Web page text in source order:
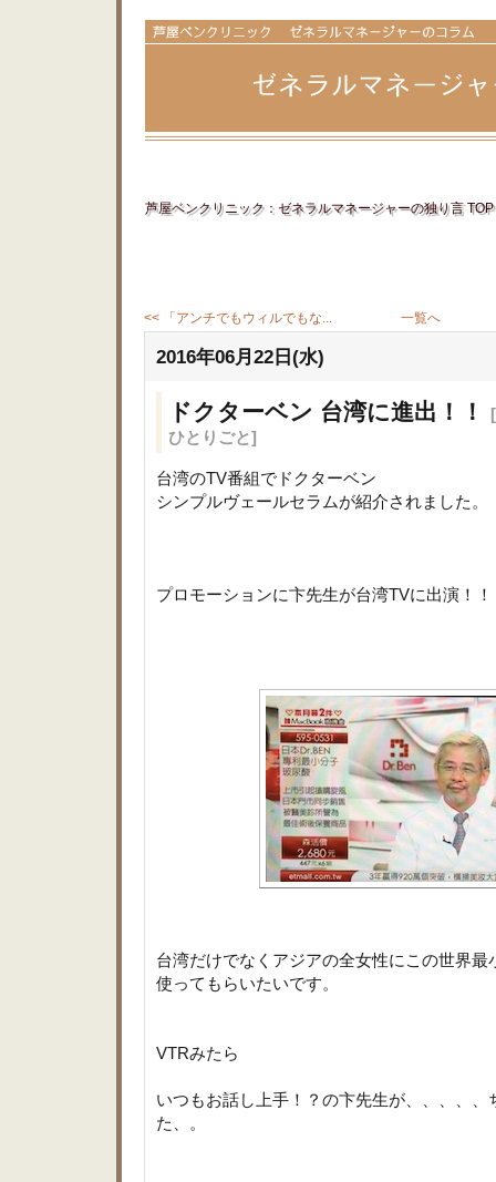
芦屋ベンクリニック：ゼネラルマネージャーの独り言 TOP
<< 「アンチでもウィルでもな... 一覧へ
2016年06月22日(水)
ドクターベン 台湾に進出！！
ひとりごと]
台湾のTV番組でドクターベン
シンプルヴェールセラムが紹介されました。
プロモーションに卞先生が台湾TVに出演！！
台湾だけでなくアジアの全女性にこの世界最
使ってもらいたいです。
VTRみたら
いつもお話し上手！？の卞先生が、、、、、
た、。